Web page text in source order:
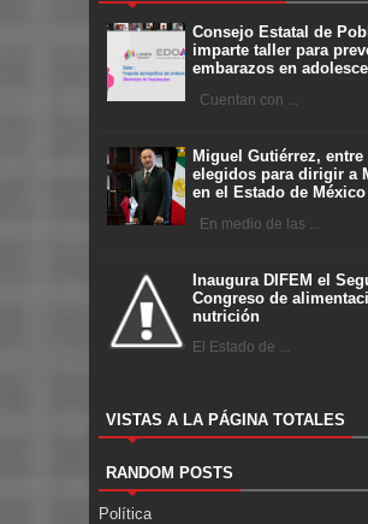
Consejo Estatal de
imparte taller para
embarazos en
Cuentan con ...
Miguel Gutiérrez, entre
elegidos para dirigir a
en el Estado de México
En medio de las ...
Inaugura DIFEM el
Congreso de
nutrición
El Estado de ...
VISTAS A LA PÁGINA TOTALES
RANDOM POSTS
Política